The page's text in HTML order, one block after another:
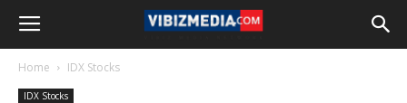
Home IDX Stocks
IDX Stocks